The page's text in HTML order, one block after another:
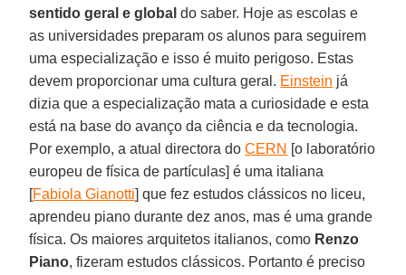
sentido geral e global do saber. Hoje as escolas e
as universidades preparam os alunos para seguirem
uma especialização e isso é muito perigoso. Estas
devem proporcionar uma cultura geral. Einstein já
dizia que a especialização mata a curiosidade e esta
está na base do avanço da ciência e da tecnologia.
Por exemplo, a atual directora doCERN [o laboratório
europeu de física de partículas] é uma italiana
[Fabiola Gianotti] que fez estudos clássicos no liceu,
aprendeu piano durante dez anos, mas é uma grande
física. Os maiores arquitetos italianos, como Renzo
Piano, fizeram estudos clássicos. Portanto é preciso